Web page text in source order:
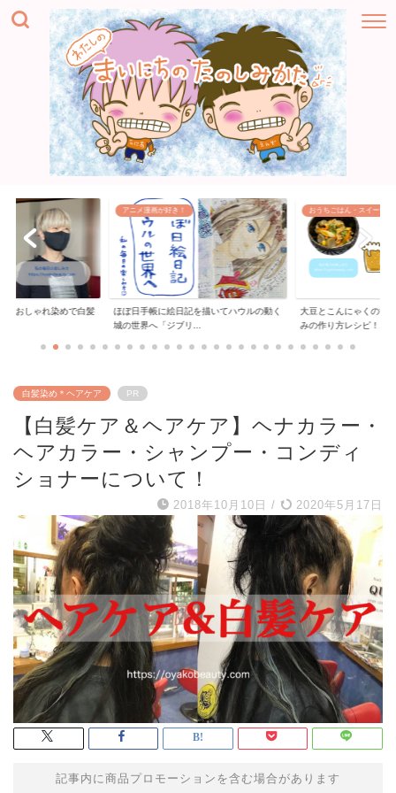
「おしゃれ染めで白髪
アニメ漫画が好き！
ほぼ日手帳に絵日記を描いてハウルの動く
城の世界へ「ジブリ...
おうちごはん・スイーツ
大豆とこんにゃくの甘
みの作り方レシピ！...
白髪染め＊ヘアケア PR
【白髪ケア＆ヘアケア】ヘナカラー・
ヘアカラー・シャンプー・コンディ
ショナーについて！
2018年10月10日 / 2020年5月17日
記事内に商品プロモーションを含む場合があります